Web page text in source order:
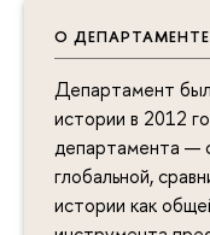
О ДЕПАРТАМЕНТЕ
Департамент был
истории в 2012
департамента —
глобальной,
истории как